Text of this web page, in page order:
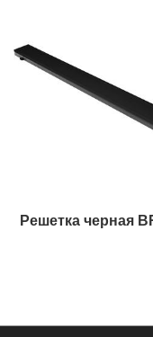
Решетка черная